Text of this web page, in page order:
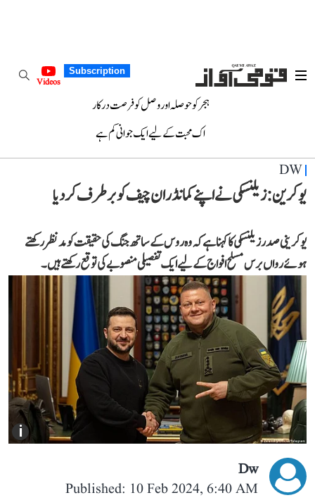
Subscription
Videos
ہجر کو حوصلہ اور وصل کو فرصت درکار
اک محبت کے لیے ایک جوانی کم ہے
DW
یوکرین: زیلنسکی نے اپنے کمانڈر ان چیف کو برطرف کر دیا
یوکرینی صدر زیلنسکی کا کہنا ہے کہ وہ روس کے ساتھ جنگ کی حقیقت کو مدنظر رکھتے
ہوئے رواں برس مسلح افواج کے لیے ایک تفصیلی منصوبے کی توقع رکھتے ہیں۔
i
Dw
Published: 10 Feb 2024, 6:40 AM